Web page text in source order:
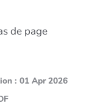
de page
: 01 Apr 2026